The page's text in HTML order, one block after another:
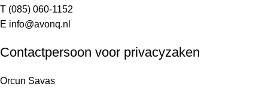
T (085) 060-1152
E info@avonq.nl
Contactpersoon voor privacyzaken
Orcun Savas